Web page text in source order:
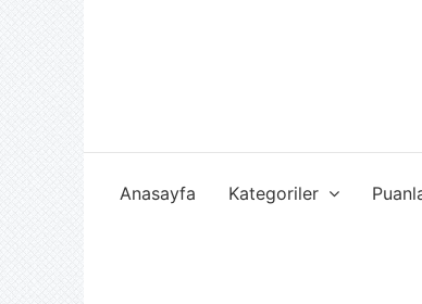
Anasayfa Kategoriler